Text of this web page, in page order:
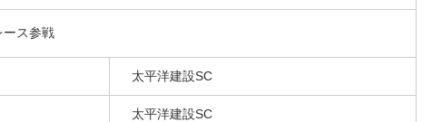
ス参戦
太平洋建設SC
太平洋建設SC